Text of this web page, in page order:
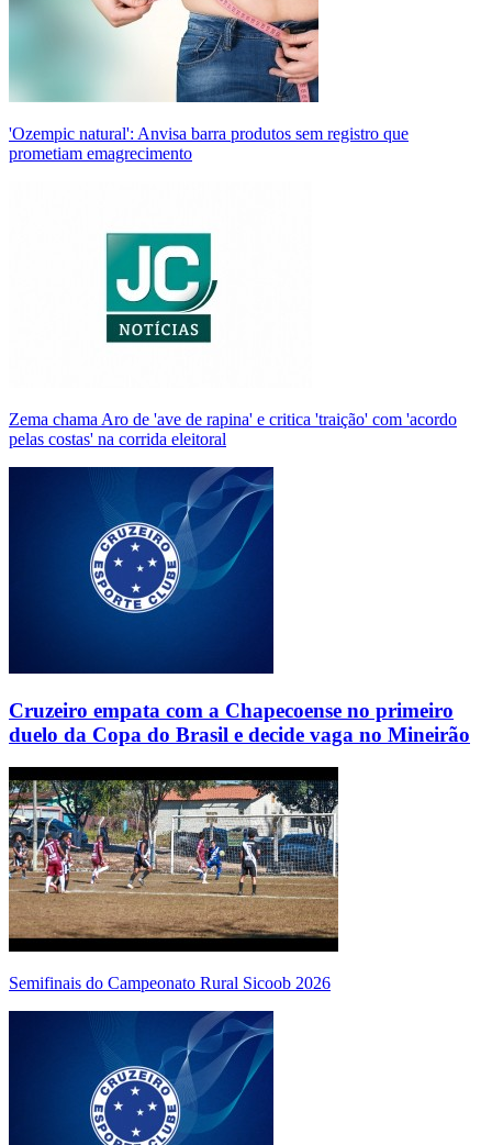
'Ozempic natural': Anvisa barra produtos sem registro que
prometiam emagrecimento
Zema chama Aro de 'ave de rapina' e critica 'traição' com 'acordo
pelas costas' na corrida eleitoral
Cruzeiro empata com a Chapecoense no primeiro
duelo da Copa do Brasil e decide vaga no Mineirão
Semifinais do Campeonato Rural Sicoob 2026